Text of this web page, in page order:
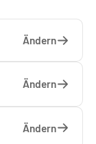
Ändern
Ändern
Ändern